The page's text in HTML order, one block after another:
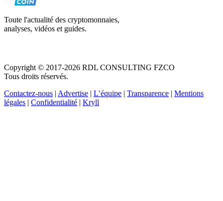
Toute l'actualité des cryptomonnaies,
analyses, vidéos et guides.
Copyright © 2017-2026 RDL CONSULTING FZCO
Tous droits réservés.
Contactez-nous | Advertise | L’équipe | Transparence | Mentions
légales | Confidentialité | Kryll